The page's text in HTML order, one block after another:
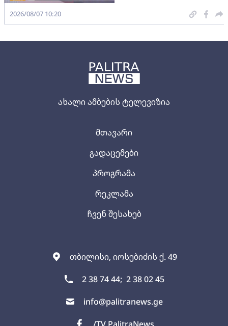
ახალი ამბების ტელევიზია
თბილისი, იოსებიძის ქ. 49
2 38 74 44; 2 38 02 45
info@palitranews.ge
მთავარი
გადაცემები
პროგრამა
რეკლამა
ჩვენ შესახებ
2026/08/07 10:20